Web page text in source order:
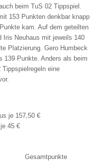
beim TuS 02 Tippspiel.
153 Punkten denkbar knapp
kam. Auf dem geteilten
Iris Neuhaus mit jeweils 140
Platzierung. Gero Humbeck
139 Punkte. Anders als beim
Tippspielregeln eine
je 157,50 €
je 45 €
Gesamtpunkte